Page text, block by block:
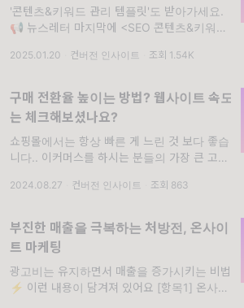
'콘텐츠&키워드 관리 템플릿'도 받아가세요.
📢 뉴스레터 마지막에 <SEO 콘텐츠&키워드
어주세요 :) 💡 이런 분들께 추천하는 글이에요
2025.01.20 컨버전 인사이트 조회 1.54K
구매 전환율 높이는 방법? 웹사이트 속도
는 체크해보셨나요?
쇼핑몰에서는 항상 빠른 게 느린 것 보다 좋습
니다.. 이커머스를 하시는 분들의 가장 큰 고민
에 대한 고민이 90% 이상일겁니다. 더 많은 매
속될
2024.08.27 컨버전 인사이트 조회 863
부진한 매출을 극복하는 처방전, 온사이
트 마케팅
광고비는 유지하면서 매출을 증가시키는 비법.
⚡ 이런 내용이 담겨져 있어요 [항목1] 온사이